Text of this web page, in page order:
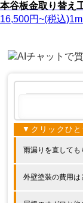
本谷板金取り替え
16,500円~(税込)
雨漏りを直しても
外壁塗装の費用は